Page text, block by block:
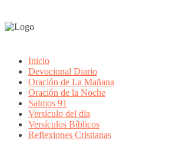
Inicio
Devocional Diario
Oración de La Mañana
Oración de la Noche
Salmos 91
Versículo del día
Versículos Bíblicos
Reflexiones Cristianas